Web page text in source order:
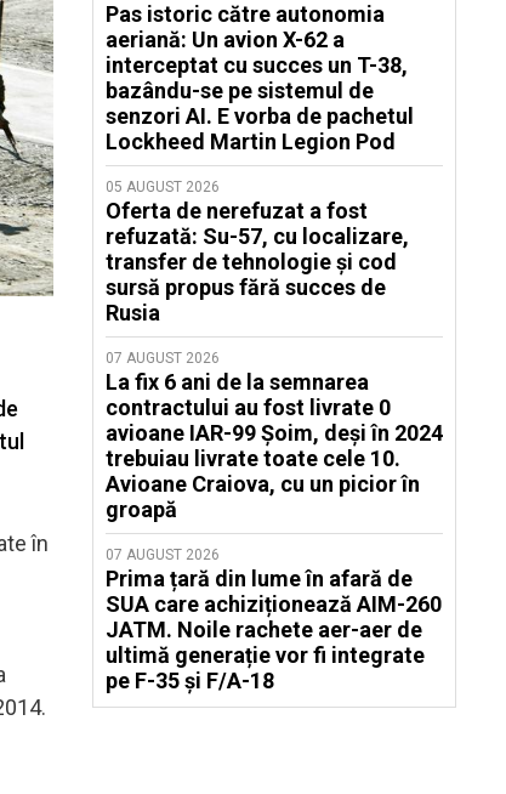
în
Pas istoric către autonomia
aeriană: Un avion X-62 a
interceptat cu succes un T-38,
bazându-se pe sistemul de
senzori AI. E vorba de pachetul
Lockheed Martin Legion Pod
05 AUGUST 2026
Oferta de nerefuzat a fost
refuzată: Su-57, cu localizare,
transfer de tehnologie și cod
sursă propus fără succes de
Rusia
07 AUGUST 2026
La fix 6 ani de la semnarea
contractului au fost livrate 0
avioane IAR-99 Șoim, deși în 2024
trebuiau livrate toate cele 10.
Avioane Craiova, cu un picior în
groapă
07 AUGUST 2026
Prima țară din lume în afară de
SUA care achiziționează AIM-260
JATM. Noile rachete aer-aer de
ultimă generație vor fi integrate
pe F-35 și F/A-18